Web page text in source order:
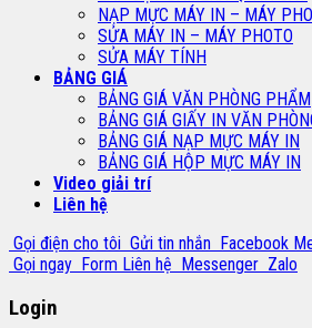
NẠP MỰC MÁY IN – MÁY
SỬA MÁY IN – MÁY PHOTO
SỬA MÁY TÍNH
BẢNG GIÁ
BẢNG GIÁ VĂN PHÒNG PHẨM
BẢNG GIÁ GIẤY IN VĂN
BẢNG GIÁ NẠP MỰC MÁY IN
BẢNG GIÁ HỘP MỰC MÁY IN
Video giải trí
Liên hệ
Gọi điện cho tôi Gửi tin nhắn Facebook
Gọi ngay Form Liên hệ Messenger Zalo
Login